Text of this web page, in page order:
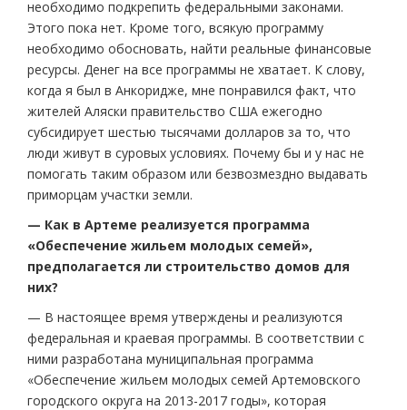
необходимо подкрепить федеральными законами.
Этого пока нет. Кроме того, всякую программу
необходимо обосновать, найти реальные финансовые
ресурсы. Денег на все программы не хватает. К слову,
когда я был в Анкоридже, мне понравился факт, что
жителей Аляски правительство США ежегодно
субсидирует шестью тысячами долларов за то, что
люди живут в суровых условиях. Почему бы и у нас не
помогать таким образом или безвозмездно выдавать
приморцам участки земли.
— Как в Артеме реализуется программа
«Обеспечение жильем молодых семей»,
предполагается ли строительство домов для
них?
— В настоящее время утверждены и реализуются
федеральная и краевая программы. В соответствии с
ними разработана муниципальная программа
«Обеспечение жильем молодых семей Артемовского
городского округа на 2013-2017 годы», которая